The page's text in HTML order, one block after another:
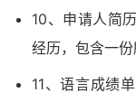
10、申请人简
经历，包含一份
11、语言成绩